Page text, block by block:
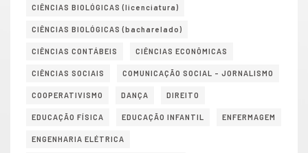
CIÊNCIAS BIOLÓGICAS (licenciatura)
CIÊNCIAS BIOLÓGICAS (bacharelado)
CIÊNCIAS CONTÁBEIS CIÊNCIAS ECONÔMICAS
CIÊNCIAS SOCIAIS COMUNICAÇÃO SOCIAL – JORNALISMO
COOPERATIVISMO DANÇA DIREITO
EDUCAÇÃO FÍSICA EDUCAÇÃO INFANTIL ENFERMAGEM
ENGENHARIA ELÉTRICA